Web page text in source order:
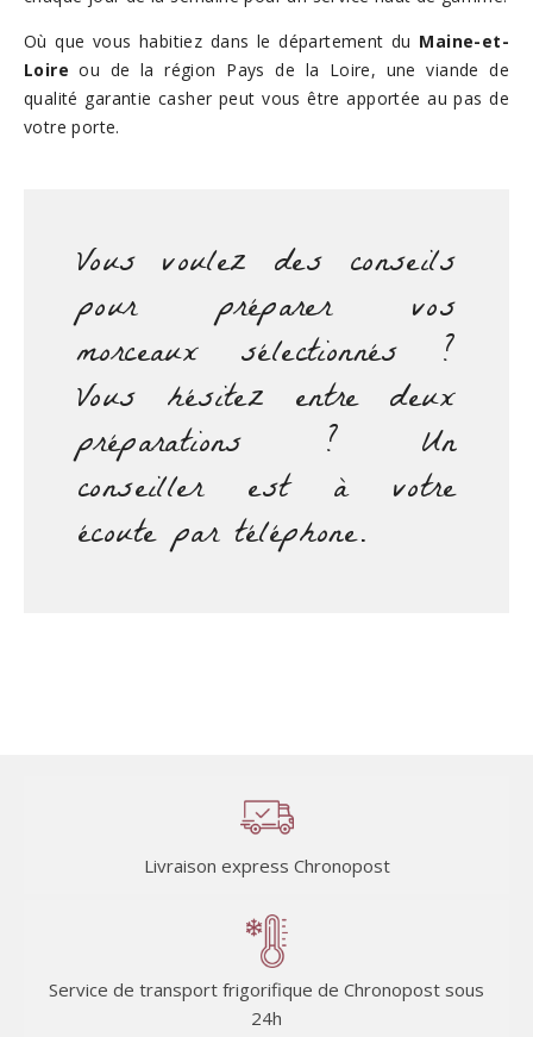
Où que vous habitiez dans le département du Maine-et-
Loire ou de la région Pays de la Loire, une viande de
qualité garantie casher peut vous être apportée au pas de
votre porte.
Vous voulez des conseils
pour préparer vos
morceaux sélectionnés ?
Vous hésitez entre deux
préparations ? Un
conseiller est à votre
écoute par téléphone.
Livraison express Chronopost
Service de transport frigorifique de Chronopost sous
24h